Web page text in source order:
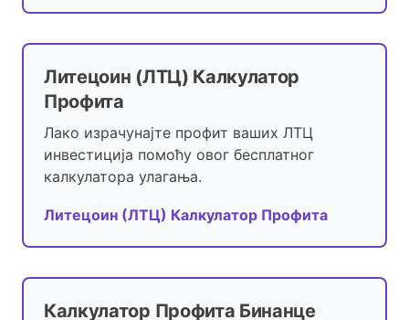
Литецоин (ЛТЦ) Калкулатор
Профита
Лако израчунајте профит ваших ЛТЦ
инвестиција помоћу овог бесплатног
калкулатора улагања.
Литецоин (ЛТЦ) Калкулатор Профита
Калкулатор Профита Бинанце